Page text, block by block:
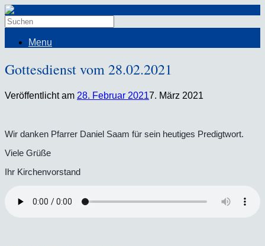
Menu
Gottesdienst vom 28.02.2021
Veröffentlicht am 28. Februar 20217. März 2021
Wir danken Pfarrer Daniel Saam für sein heutiges Predigtwort.
Viele Grüße
Ihr Kirchenvorstand